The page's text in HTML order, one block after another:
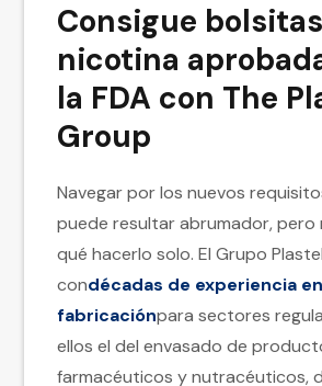
Consigue
nicotina
la FDA con The
Group
Navegar por los nuevos
puede resultar abrumador, pero
qué hacerlo solo. El Grupo
condécadas de experiencia
fabricaciónpara sectores
ellos el del envasado de
farmacéuticos y nutracéuticos,